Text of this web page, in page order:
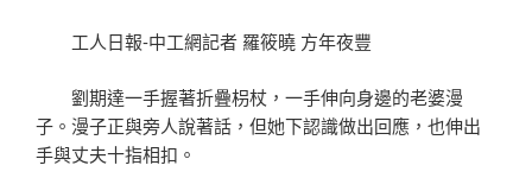
工人日報-中工網記者 羅筱曉 方年夜豐
劉期達一手握著折疊枴杖，一手伸向身邊的老婆漫
子。漫子正與旁人說著話，但她下認識做出回應，也伸出
手與丈夫十指相扣。